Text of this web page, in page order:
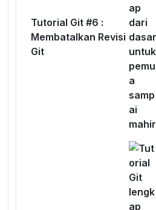
DKI'
22713, Riau'
18262, KepR'
Tutorial Git #6 :
Membatalkan Revisi
Git